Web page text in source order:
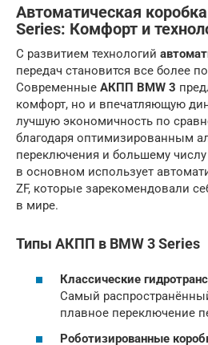
Автоматическая
Series: Комфорт и
С развитием технологий
передач становится все более
Современные АКПП BMW 3
комфорт, но и впечатляющую
лучшую экономичность по
благодаря оптимизированным
переключения и большему числу
в основном использует
ZF, которые зарекомендовали
в мире.
Типы АКПП в BMW 3 Series
Классические
Самый
плавное переключение
Роботизированные